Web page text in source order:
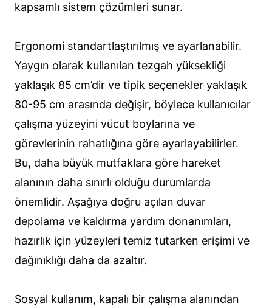
kapsamlı sistem çözümleri sunar.
Ergonomi standartlaştırılmış ve ayarlanabilir.
Yaygın olarak kullanılan tezgah yüksekliği
yaklaşık 85 cm’dir ve tipik seçenekler yaklaşık
80-95 cm arasında değişir, böylece kullanıcılar
çalışma yüzeyini vücut boylarına ve
görevlerinin rahatlığına göre ayarlayabilirler.
Bu, daha büyük mutfaklara göre hareket
alanının daha sınırlı olduğu durumlarda
önemlidir. Aşağıya doğru açılan duvar
depolama ve kaldırma yardım donanımları,
hazırlık için yüzeyleri temiz tutarken erişimi ve
dağınıklığı daha da azaltır.
Sosyal kullanım, kapalı bir çalışma alanından